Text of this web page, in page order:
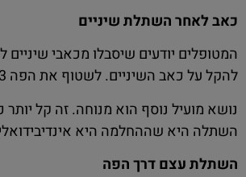
כאב לאחר השתלת שיניים
המטופלים יודעים שיסבלו מכאבי
להקל על כאב השיניים. לשטוף את הפה 2-3 פעמים ביום לאחר הארוחות.
נושא מועיל נוסף הוא מנוחה. זה קל
השתלה היא שההחלמה היא
השתלת עצם דרך הפה